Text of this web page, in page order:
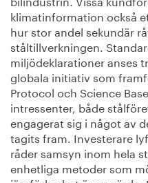
klimatinformation också
hur stor andel sekundär
ståltillverkningen.
miljödeklarationer anses
globala initiativ som
Protocol och Science
intressenter, både
engagerat sig i något av
tagits fram. Investerare
råder samsyn inom hela
enhetliga metoder som